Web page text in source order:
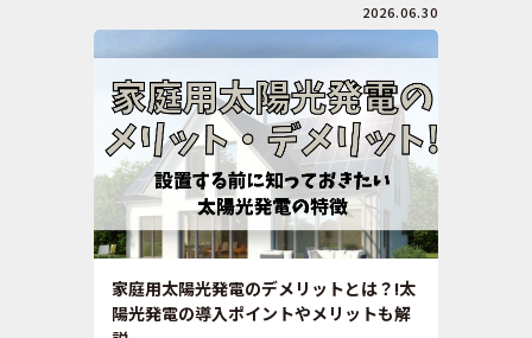
2026.06.30
家庭用太陽光発電のデメリットとは？!太
陽光発電の導入ポイントやメリットも解